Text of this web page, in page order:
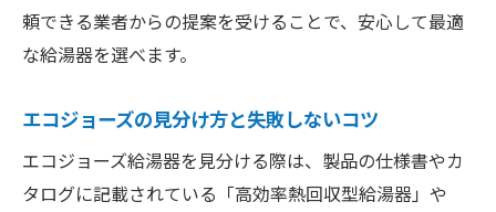
頼できる業者からの提案を受けることで、安心して最適
な給湯器を選べます。
エコジョーズの見分け方と失敗しないコツ
エコジョーズ給湯器を見分ける際は、製品の仕様書やカ
タログに記載されている「高効率熱回収型給湯器」や